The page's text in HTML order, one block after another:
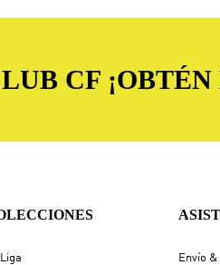
CF
Envío &